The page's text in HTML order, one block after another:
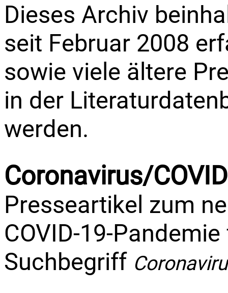
Dieses Archiv
seit Februar 2008
sowie viele ältere
in der
werden.
Coronavirus/
Presseartikel zum
COVID-19-
Suchbegriff